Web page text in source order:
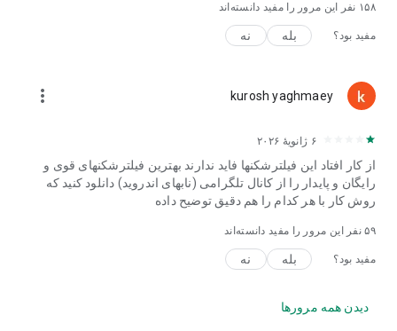
۱۵۸ نفر این مرور را مفید دانسته‌اند
مفید بود؟ بله نه
kurosh yaghmaey
more_vert
۶ ژانویهٔ ۲۰۲۶
از کار افتاد این فیلترشکنها فاید ندارند بهترین فیلترشکنهای قوی و
رایگان و پایدار را از کانال تلگرامی (نابهای اندروید) دانلود کنید که
روش کار با هر کدام را هم دقیق توضیح داده
۵۹نفر این مرور را مفید دانسته‌اند
مفید بود؟ بله نه
دیدن همه مرورها